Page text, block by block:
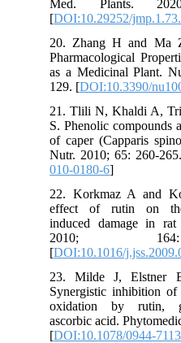
Med. Plants.
[DOI:10.29252/
20. Zhang H and
Pharmacological
as a Medicinal
129. [DOI:10.3390/
21. Tlili N, Khaldi A,
S. Phenolic
of caper (Capparis
Nutr. 2010; 65:
010-0180-6
22. Korkmaz A
effect of rutin on
induced damage in
2010;
[DOI:10.1016/
23. Milde J,
Synergistic
oxidation by rutin,
ascorbic acid.
[DOI:10.1078/0944-